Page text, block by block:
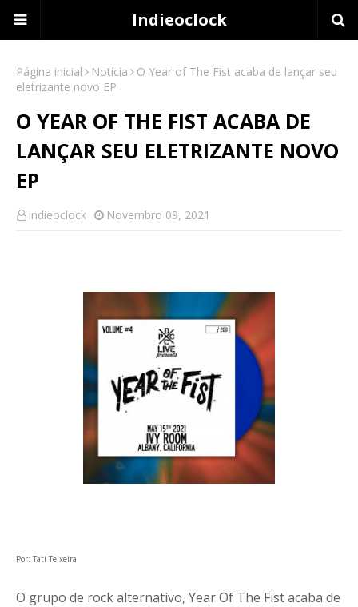
Indieoclock
Página inicial Notícia
O Year of The Fist acaba de lançar seu
eletrizante novo EP
O YEAR OF THE FIST ACABA DE
LANÇAR SEU ELETRIZANTE NOVO
EP
indieoclock Novembro 09, 2021
Por: Tati Teixeira
O grupo de rock alternativo, Year Of The Fist acaba de